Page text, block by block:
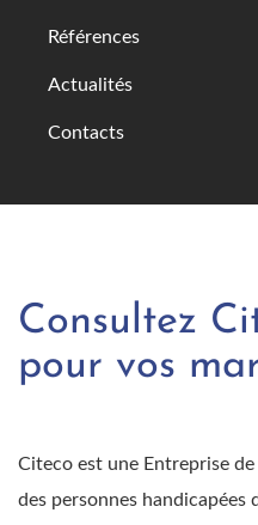
Références
Actualités
Contacts
Consultez
pour vos
Citeco est une Entreprise
des personnes handicapées